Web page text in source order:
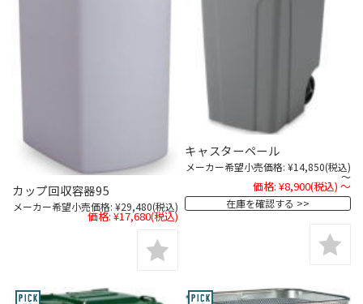
カップ回収容器95
メーカー希望小売価格: ¥29,480(税込)
価格: ¥17,680(税込)
キャスターペール
メーカー希望小売価格: ¥14,850(税込)
～
価格: ¥8,900(税込) ～
在庫を確認する